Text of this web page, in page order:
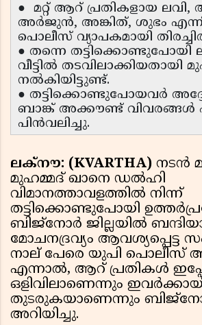
● മറ്റ് ആറ് പ്രതികളായ
അർജുൻ, അങ്കിത്, ശുഭം
പൊലീസ് വ്യാപകമായി
● തന്നെ തട്ടിക്കൊണ്ടുപോയി
വീട്ടിൽ തടവിലാക്കിയതായി
നൽകിയിട്ടുണ്ട്.
● തട്ടിക്കൊണ്ടുപോയവർ
ബാങ്ക് അക്കൗണ്ട്
പിൻവലിച്ചു.
ലക്‌നൗ: (KVARTHA) നടൻ
മുഹമ്മദ് ഖാനെ ഡൽഹി
വിമാനത്താവളത്തിൽ നിന്ന്
തട്ടിക്കൊണ്ടുപോയി
ബിജ്‌നോർ ജില്ലയിൽ
മോചനദ്രവ്യം ആവശ്യപ്പെട്ട
നാല് പേരെ യുപി പൊലീസ്
എന്നാൽ, ആറ് പ്രതികൾ
ഒളിവിലാണെന്നും
തുടരുകയാണെന്നും
അറിയിച്ചു.